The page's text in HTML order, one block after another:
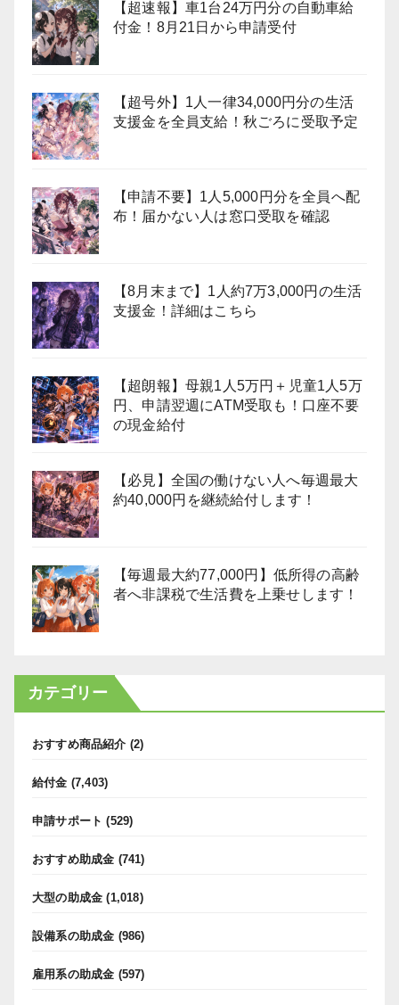
【超速報】車1台24万円分の自動車給
付金！8月21日から申請受付
【超号外】1人一律34,000円分の生活
支援金を全員支給！秋ごろに受取予定
【申請不要】1人5,000円分を全員へ配
布！届かない人は窓口受取を確認
【8月末まで】1人約7万3,000円の生活
支援金！詳細はこちら
【超朗報】母親1人5万円＋児童1人5万
円、申請翌週にATM受取も！口座不要
の現金給付
【必見】全国の働けない人へ毎週最大
約40,000円を継続給付します！
【毎週最大約77,000円】低所得の高齢
者へ非課税で生活費を上乗せします！
カテゴリー
おすすめ商品紹介 (2)
給付金 (7,403)
申請サポート (529)
おすすめ助成金 (741)
大型の助成金 (1,018)
設備系の助成金 (986)
雇用系の助成金 (597)